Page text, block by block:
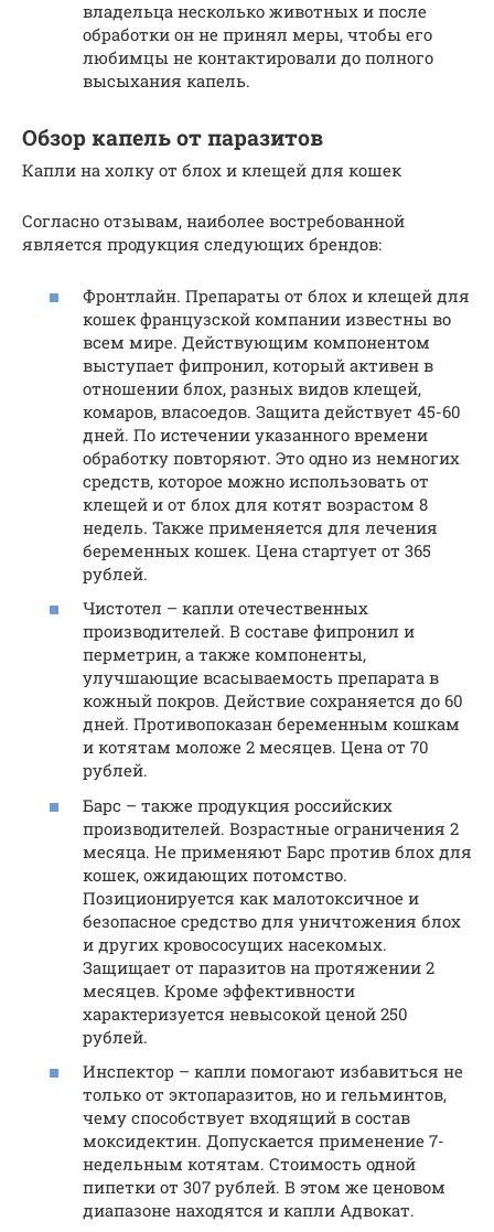
владельца несколько животных и после
обработки он не принял меры, чтобы его
любимцы не контактировали до полного
высыхания капель.
Обзор капель от паразитов
Капли на холку от блох и клещей для кошек
Согласно отзывам, наиболее востребованной
является продукция следующих брендов:
Фронтлайн. Препараты от блох и клещей для
кошек французской компании известны во
всем мире. Действующим компонентом
выступает фипронил, который активен в
отношении блох, разных видов клещей,
комаров, власоедов. Защита действует 45-60
дней. По истечении указанного времени
обработку повторяют. Это одно из немногих
средств, которое можно использовать от
клещей и от блох для котят возрастом 8
недель. Также применяется для лечения
беременных кошек. Цена стартует от 365
рублей.
Чистотел – капли отечественных
производителей. В составе фипронил и
перметрин, а также компоненты,
улучшающие всасываемость препарата в
кожный покров. Действие сохраняется до 60
дней. Противопоказан беременным кошкам
и котятам моложе 2 месяцев. Цена от 70
рублей.
Барс – также продукция российских
производителей. Возрастные ограничения 2
месяца. Не применяют Барс против блох для
кошек, ожидающих потомство.
Позиционируется как малотоксичное и
безопасное средство для уничтожения блох
и других кровососущих насекомых.
Защищает от паразитов на протяжении 2
месяцев. Кроме эффективности
характеризуется невысокой ценой 250
рублей.
Инспектор – капли помогают избавиться не
только от эктопаразитов, но и гельминтов,
чему способствует входящий в состав
моксидектин. Допускается применение 7-
недельным котятам. Стоимость одной
пипетки от 307 рублей. В этом же ценовом
диапазоне находятся и капли Адвокат.